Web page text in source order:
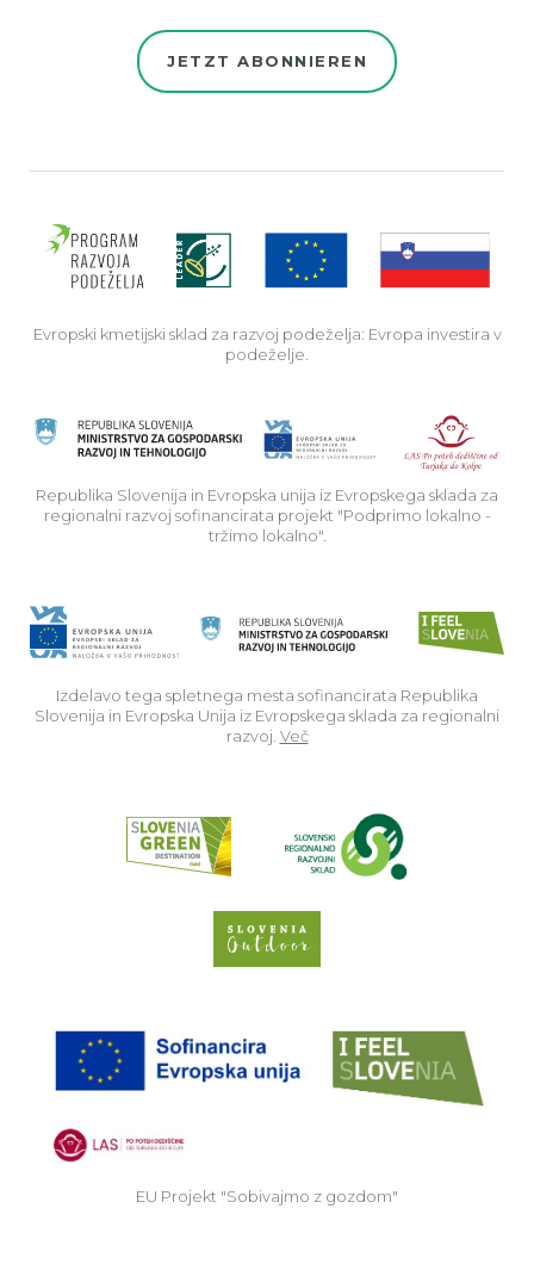
JETZT ABONNIEREN
Evropski kmetijski sklad za razvoj podeželja: Evropa investira v
podeželje.
Republika Slovenija in Evropska unija iz Evropskega sklada za
regionalni razvoj sofinancirata projekt "Podprimo lokalno -
tržimo lokalno".
Izdelavo tega spletnega mesta sofinancirata Republika
Slovenija in Evropska Unija iz Evropskega sklada za regionalni
razvoj. Več
EU Projekt "Sobivajmo z gozdom"